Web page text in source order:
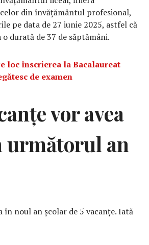
din învățământul profesional,
pe data de 27 iunie 2025, astfel că
o durată de 37 de săptămâni.
loc înscrierea la Bacalaureat
de examen
vor avea
următorul an
în noul an școlar de 5 vacanțe. Iată